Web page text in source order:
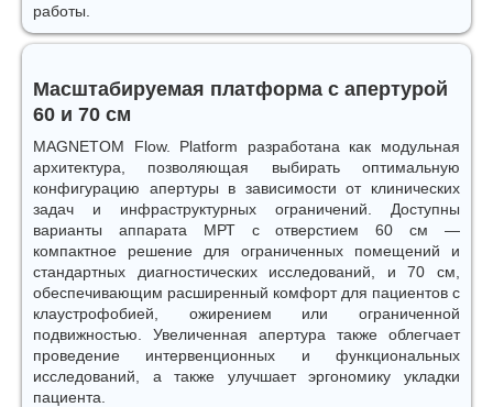
работы.
Масштабируемая платформа с апертурой
60 и 70 см
MAGNETOM Flow. Platform разработана как модульная
архитектура, позволяющая выбирать оптимальную
конфигурацию апертуры в зависимости от клинических
задач и инфраструктурных ограничений. Доступны
варианты аппарата МРТ с отверстием 60 см —
компактное решение для ограниченных помещений и
стандартных диагностических исследований, и 70 см,
обеспечивающим расширенный комфорт для пациентов с
клаустрофобией, ожирением или ограниченной
подвижностью. Увеличенная апертура также облегчает
проведение интервенционных и функциональных
исследований, а также улучшает эргономику укладки
пациента.